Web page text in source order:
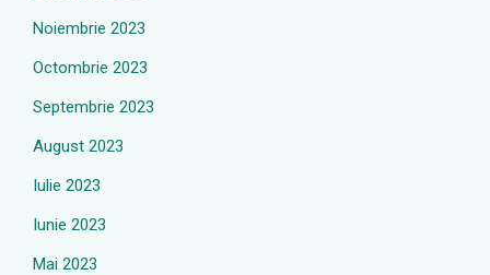
Noiembrie 2023
Octombrie 2023
Septembrie 2023
August 2023
Iulie 2023
Iunie 2023
Mai 2023